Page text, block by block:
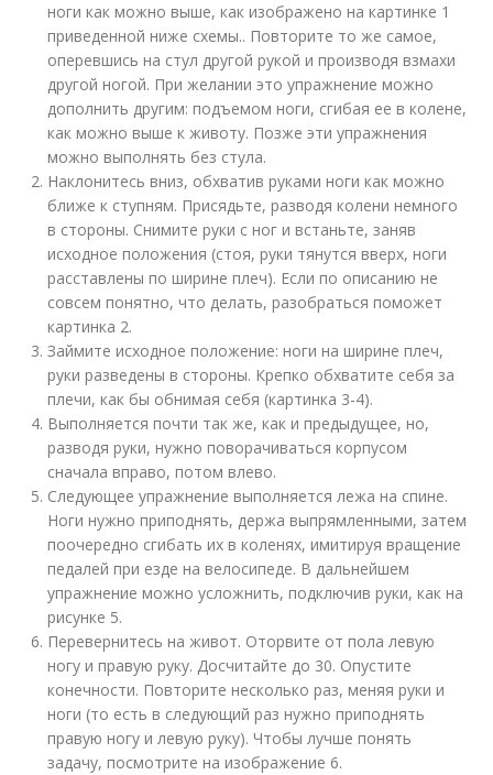
ноги как можно выше, как изображено на картинке 1
приведенной ниже схемы.. Повторите то же самое,
оперевшись на стул другой рукой и производя взмахи
другой ногой. При желании это упражнение можно
дополнить другим: подъемом ноги, сгибая ее в колене,
как можно выше к животу. Позже эти упражнения
можно выполнять без стула.
Наклонитесь вниз, обхватив руками ноги как можно
ближе к ступням. Присядьте, разводя колени немного
в стороны. Снимите руки с ног и встаньте, заняв
исходное положения (стоя, руки тянутся вверх, ноги
расставлены по ширине плеч). Если по описанию не
совсем понятно, что делать, разобраться поможет
картинка 2.
Займите исходное положение: ноги на ширине плеч,
руки разведены в стороны. Крепко обхватите себя за
плечи, как бы обнимая себя (картинка 3-4).
Выполняется почти так же, как и предыдущее, но,
разводя руки, нужно поворачиваться корпусом
сначала вправо, потом влево.
Следующее упражнение выполняется лежа на спине.
Ноги нужно приподнять, держа выпрямленными, затем
поочередно сгибать их в коленях, имитируя вращение
педалей при езде на велосипеде. В дальнейшем
упражнение можно усложнить, подключив руки, как на
рисунке 5.
Перевернитесь на живот. Оторвите от пола левую
ногу и правую руку. Досчитайте до 30. Опустите
конечности. Повторите несколько раз, меняя руки и
ноги (то есть в следующий раз нужно приподнять
правую ногу и левую руку). Чтобы лучше понять
задачу, посмотрите на изображение 6.